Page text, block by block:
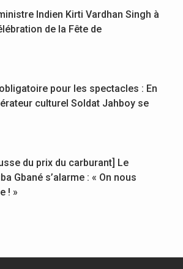
Indien Kirti Vardhan Singh à
de la Fête de
pour les spectacles : En
culturel Soldat Jahboy se
du prix du carburant] Le
Gbané s’alarme : « On nous
! »